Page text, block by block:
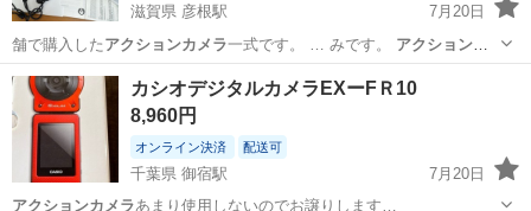
滋賀県 彦根駅
7月20日
舗で購入した アクションカメラ一式です。 … みです。 アクションカ
メラは、広く撮れ…
滋賀 彦根市 カメラ
カシオデジタルカメラEXーFＲ10
8,960円
オンライン決済 配送可
千葉県 御宿駅
7月20日
アクションカメラあまり使用しないのでお譲りします…